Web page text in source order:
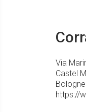
Via
Castel
Bologne
https://